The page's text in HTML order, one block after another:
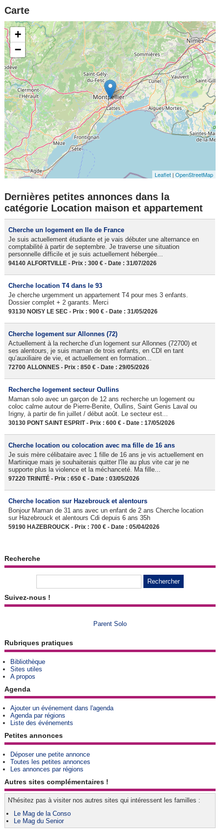
Carte
+
−
Leaflet |OpenStreetMap
Dernières petites annonces dans la
catégorie Location maison et appartement
Cherche un logement en Ile de France
Je suis actuellement étudiante et je vais débuter une alternance en
comptabilité à partir de septembre. Je traverse une situation
personnelle difficile et je suis actuellement hébergée...
94140 ALFORTVILLE - Prix : 300 € - Date : 31/07/2026
Cherche location T4 dans le 93
Je cherche urgemment un appartement T4 pour mes 3 enfants.
Dossier complet + 2 garants. Merci
93130 NOISY LE SEC - Prix : 900 € - Date : 31/05/2026
Cherche logement sur Allonnes (72)
Actuellement à la recherche d’un logement sur Allonnes (72700) et
ses alentours, je suis maman de trois enfants, en CDI en tant
qu’auxiliaire de vie, et actuellement en formation...
72700 ALLONNES - Prix : 850 € - Date : 29/05/2026
Recherche logement secteur Oullins
Maman solo avec un garçon de 12 ans recherche un logement ou
coloc calme autour de Pierre-Benite, Oullins, Saint Genis Laval ou
Irigny, à partir de fin juillet / début août. Le secteur est...
30130 PONT SAINT ESPRIT - Prix : 600 € - Date : 17/05/2026
Cherche location ou colocation avec ma fille de 16 ans
Je suis mère célibataire avec 1 fille de 16 ans je vis actuellement en
Martinique mais je souhaiterais quitter l'île au plus vite car je ne
supporte plus la violence et la méchanceté. Ma fille...
97220 TRINITÉ - Prix : 650 € - Date : 03/05/2026
Cherche location sur Hazebrouck et alentours
Bonjour Maman de 31 ans avec un enfant de 2 ans Cherche location
sur Hazebrouck et alentours Cdi depuis 6 ans 35h
59190 HAZEBROUCK - Prix : 700 € - Date : 05/04/2026
Recherche
Suivez-nous !
Parent Solo
Rubriques pratiques
Bibliothèque
Sites utiles
A propos
Agenda
Ajouter un événement dans l'agenda
Agenda par régions
Liste des événements
Petites annonces
Déposer une petite annonce
Toutes les petites annonces
Les annonces par régions
Autres sites complémentaires !
N'hésitez pas à visiter nos autres sites qui intéressent les familles :
Le Mag de la Conso
Le Mag du Senior